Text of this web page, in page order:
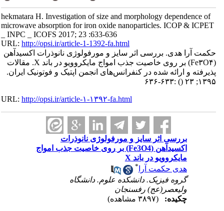
hekmatara H. Investigation of size and morphology dependence of
microwave absorption for iron oxide nanoparticles. ICOP & ICPET
_ INPC _ ICOFS 2017; 23 :633-636
URL:http://opsi.ir/article-1-1392-fa.html
حکمت آرا هدی. بررسی اثر سایز و مورفولوژی نانوذرات اکسیدآهن
(Fe۳O۴) بر روی خاصیت جذب امواج مایکروویو در باند X. مقالات
پذیرفته و ارائه شده در کنفرانس‌های انجمن اپتیک و فوتونیک ایران.
۱۳۹۵; ۲۳
() :۶۳۳-۶۳۶
URL:http://opsi.ir/article-۱-۱۳۹۲-fa.html
بررسی اثر سایز و مورفولوژی نانوذرات
اکسیدآهن (Fe3O4) بر روی خاصیت جذب امواج
مایکروویو در باند X
هدی حکمت آرا *
گروه فیزیک. دانشکده علوم. دانشگاه
ولیعصر(عج) رفسنجان
چکیده: